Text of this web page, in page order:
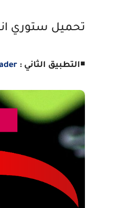
تحميل ستوري
◾التطبيق الثاني :